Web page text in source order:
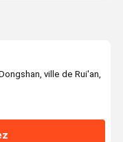
ville de Rui'an,